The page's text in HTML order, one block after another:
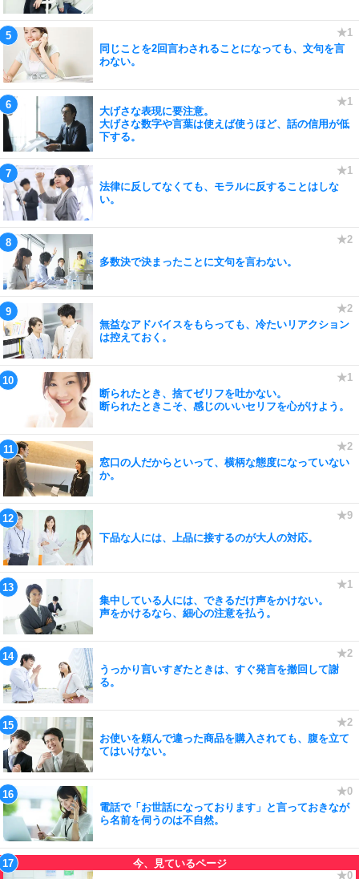
同じことを2回言わされることになっても、文句を言
わない。
大げさな表現に要注意。
大げさな数字や言葉は使えば使うほど、話の信用が低
下する。
法律に反してなくても、モラルに反することはしな
い。
多数決で決まったことに文句を言わない。
無益なアドバイスをもらっても、冷たいリアクション
は控えておく。
断られたとき、捨てゼリフを吐かない。
断られたときこそ、感じのいいセリフを心がけよう。
窓口の人だからといって、横柄な態度になっていない
か。
下品な人には、上品に接するのが大人の対応。
集中している人には、できるだけ声をかけない。
声をかけるなら、細心の注意を払う。
うっかり言いすぎたときは、すぐ発言を撤回して謝
る。
お使いを頼んで違った商品を購入されても、腹を立て
てはいけない。
電話で「お世話になっております」と言っておきなが
ら名前を伺うのは不自然。